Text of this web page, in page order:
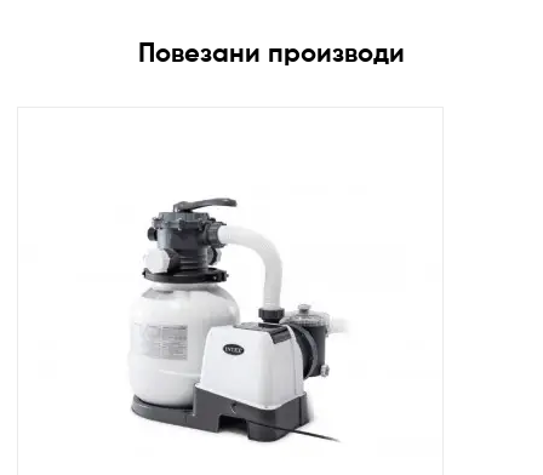
Повезани производи